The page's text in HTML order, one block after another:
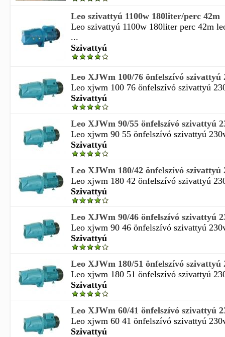
Leo szivattyú 1100w 180liter/perc 42m
Leo szivattyú 1100w 180liter perc 42m
...
Szivattyú
Leo XJWm 100/76 önfelszívó szivattyú
Leo xjwm 100 76 önfelszívó szivattyú
Szivattyú
Leo XJWm 90/55 önfelszívó szivattyú
Leo xjwm 90 55 önfelszívó szivattyú
Szivattyú
Leo XJWm 180/42 önfelszívó szivattyú
Leo xjwm 180 42 önfelszívó szivattyú
Szivattyú
Leo XJWm 90/46 önfelszívó szivattyú
Leo xjwm 90 46 önfelszívó szivattyú
Szivattyú
Leo XJWm 180/51 önfelszívó szivattyú
Leo xjwm 180 51 önfelszívó szivattyú
Szivattyú
Leo XJWm 60/41 önfelszívó szivattyú
Leo xjwm 60 41 önfelszívó szivattyú
Szivattyú